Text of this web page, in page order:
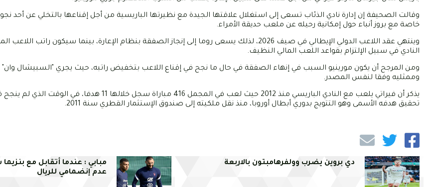
وقالت الصحيفة إن إدارة نادي الذئاب تسعى إلى استغلال علاقتها الجيدة مع نظيرتها الباريسية من أجل إقناعها بالتخلي عن أحد نجوم
خاصة مع بروز أنباء حول إمكانية رحيله عن ملعب حديقة الأمراء.
وينتهي عقد اللاعب الدولي الإيطالي في صيف 2026، لذلك يسعى روما إلى إنجاز الصفقة بنظام الإعارة، بينما سيكون راتب
النادي في سبيل الإلتزام بقواعد اللعب المالي النظيف.
ومن المرجح أن يكون مورينيو السبب في إنهاء الصفقة في حال ما نجح في إقناع اللاعب بتخفيض راتبه، حيث يجري "السبيشال وان"
وممثليه وفقا لنفس المصدر.
يذكر أن فيراتي يلعب مع النادي الباريسي منذ 2012 حيث لعب في المجمل 416 مباراة سجل
تحقيق هدفه الأسمى وهو التتويج بدوري أبطال أوروبا، منذ نقل ملكيته إلى صندوق الإستثمار القطري سنة 2011.
دي بروين يضرب وولفرهامبتون بالاربعة
مبابي : عندما أتقابل مع
عدم إنضمامي للريال